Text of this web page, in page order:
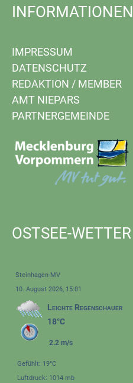
INFORMATIONEN
IMPRESSUM
DATENSCHUTZ
REDAKTION / MEMBER
AMT NIEPARS
PARTNERGEMEINDE
OSTSEE-WETTER
Steinhagen-MV
10. August 2026, 15:01
Leichte Regenschauer
18°C
2.2 m/s
Gefühlt: 19°C
Luftdruck: 1014 mb